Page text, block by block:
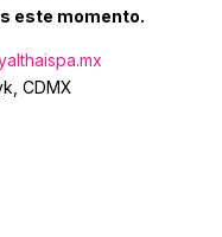
este momento.
CDMX